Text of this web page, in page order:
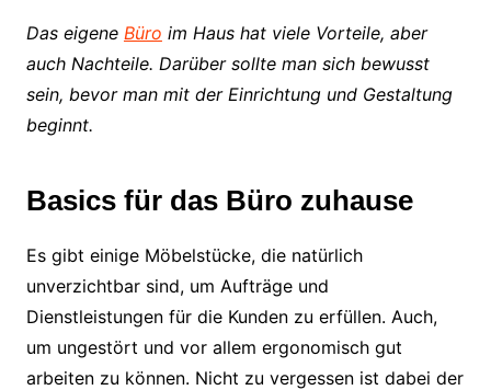
Das eigene Büro im Haus hat viele Vorteile, aber
auch Nachteile. Darüber sollte man sich bewusst
sein, bevor man mit der Einrichtung und Gestaltung
beginnt.
Basics für das Büro zuhause
Es gibt einige Möbelstücke, die natürlich
unverzichtbar sind, um Aufträge und
Dienstleistungen für die Kunden zu erfüllen. Auch,
um ungestört und vor allem ergonomisch gut
arbeiten zu können. Nicht zu vergessen ist dabei der